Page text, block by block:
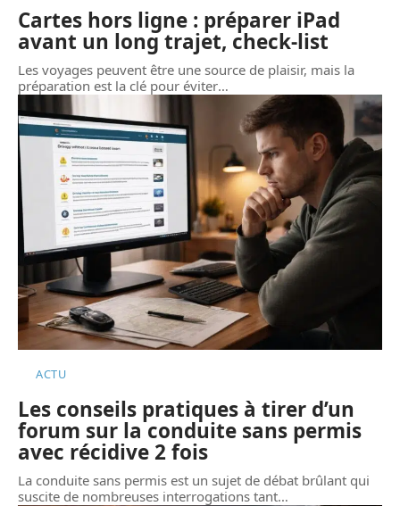
Cartes hors ligne : préparer iPad
avant un long trajet, check-list
Les voyages peuvent être une source de plaisir, mais la
préparation est la clé pour éviter…
ACTU
Les conseils pratiques à tirer d’un
forum sur la conduite sans permis
avec récidive 2 fois
La conduite sans permis est un sujet de débat brûlant qui
suscite de nombreuses interrogations tant…